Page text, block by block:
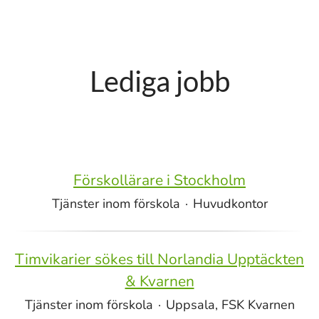
Lediga jobb
Förskollärare i Stockholm
Tjänster inom förskola · Huvudkontor
Timvikarier sökes till Norlandia Upptäckten
& Kvarnen
Tjänster inom förskola · Uppsala, FSK Kvarnen